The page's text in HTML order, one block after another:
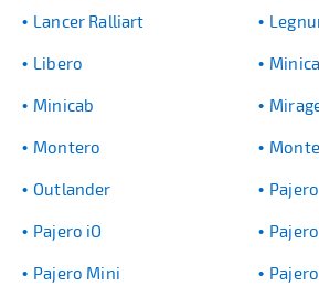
Lancer Ralliart
Libero Minica
Minicab
Montero
Outlander Pajero
Pajero iO
Pajero Mini